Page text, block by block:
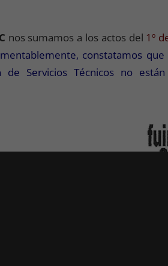
nos sumamos a los actos del 1º
constatamos
Servicios Técnicos no